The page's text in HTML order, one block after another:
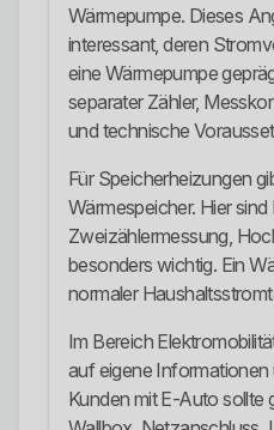
Wärmepumpe. Dieses
interessant, deren
eine Wärmepumpe
separater Zähler,
und technische
Für Speicherheizungen
Wärmespeicher. Hier
Zweizählermessung,
besonders wichtig. Ein
normaler
Im Bereich
auf eigene
Kunden mit E-Auto sollte